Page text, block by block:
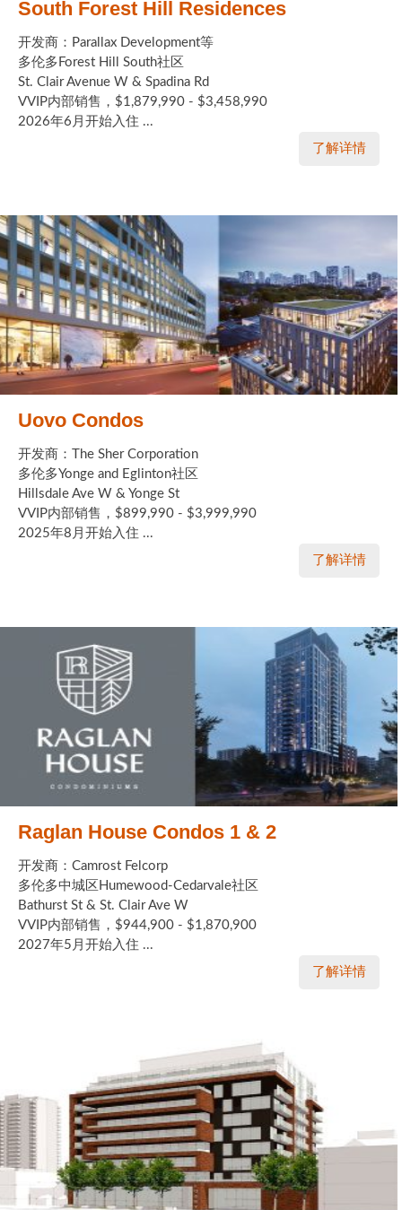
South Forest Hill Residences
开发商：Parallax Development等
多伦多Forest Hill South社区
St. Clair Avenue W & Spadina Rd
VVIP内部销售，$1,879,990 - $3,458,990
2026年6月开始入住 ...
了解详情
Uovo Condos
开发商：The Sher Corporation
多伦多Yonge and Eglinton社区
Hillsdale Ave W & Yonge St
VVIP内部销售，$899,990 - $3,999,990
2025年8月开始入住 ...
了解详情
Raglan House Condos 1 & 2
开发商：Camrost Felcorp
多伦多中城区Humewood-Cedarvale社区
Bathurst St & St. Clair Ave W
VVIP内部销售，$944,900 - $1,870,900
2027年5月开始入住 ...
了解详情